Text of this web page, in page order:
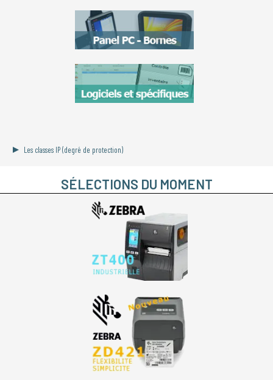
Les classes IP (degré de protection)
SÉLECTIONS DU MOMENT